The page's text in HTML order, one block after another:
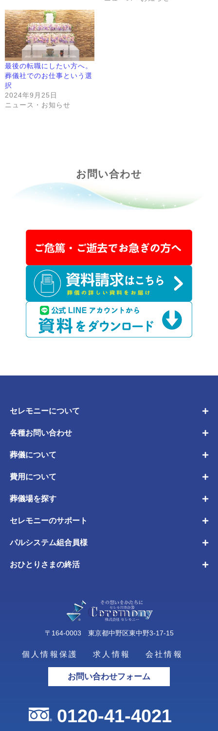
最後の転職にしたい方へ。
葬儀社でのお仕事という選
択
2024年9月25日
ニュース・お知らせ
お問い合わせ
セレモニーについて
各種お問い合わせ
葬儀について
費用について
葬儀場を探す
セレモニーのサポート
パルシステム組合員様
おひとりさまの終活
〒164-0003 東京都中野区東中野3-17-15
個人情報保護 求人情報 会社情報
お問い合わせフォーム
0120-41-4021